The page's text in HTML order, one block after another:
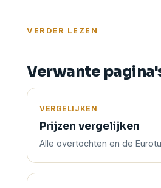
VERDER LEZEN
Verwante
VERGELIJKEN
Prijzen vergelijken
Alle overtochten en de